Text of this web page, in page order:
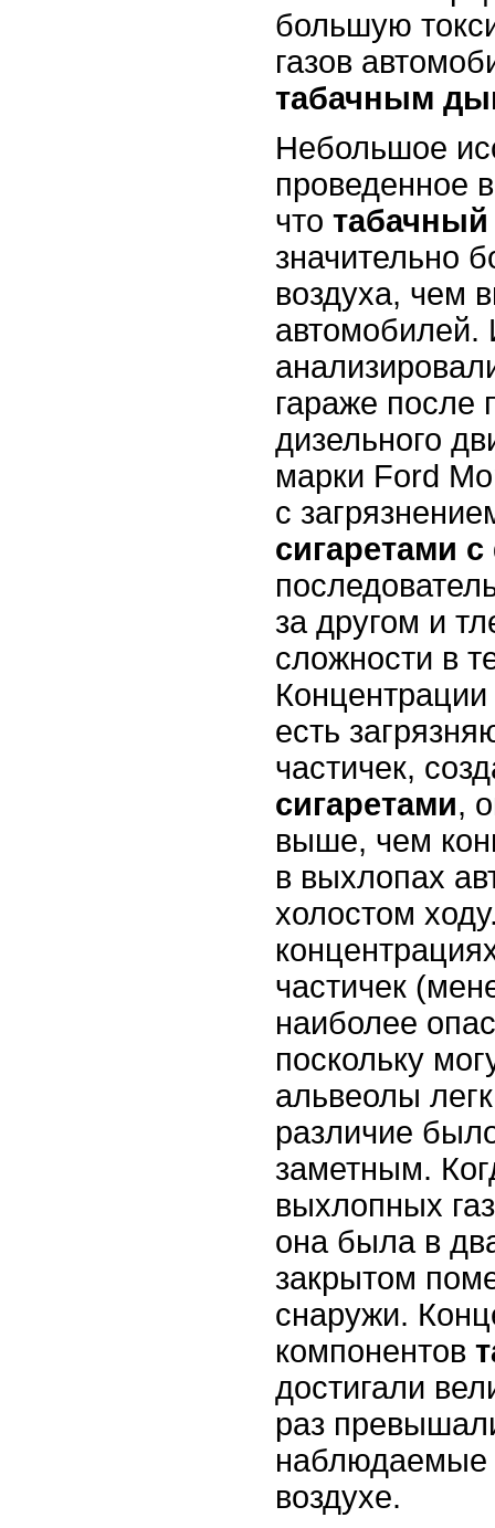
большую
газов
табачным
Небольшое
проведенное
что
значительно
воздуха, чем
автомобилей.
гараже после
дизельного
марки Ford
с
сигаретами
за другом и
сложности в
есть
частичек,
сигаретами,
выше, чем
в выхлопах
холостом
частичек
наиболее
поскольку
альвеолы
различие
заметным.
выхлопных
она была в
закрытом
снаружи.
компонентов
достигали
раз
наблюдаемые
воздухе.